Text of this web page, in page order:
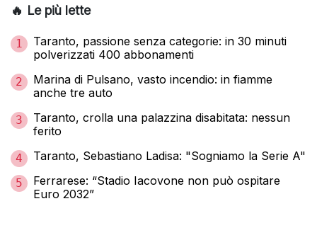
🔥 Le più lette
1
Taranto, passione senza categorie: in 30 minuti
polverizzati 400 abbonamenti
2
Marina di Pulsano, vasto incendio: in fiamme
anche tre auto
3
Taranto, crolla una palazzina disabitata: nessun
ferito
4 Taranto, Sebastiano Ladisa: "Sogniamo la Serie A"
5
Ferrarese: “Stadio Iacovone non può ospitare
Euro 2032”